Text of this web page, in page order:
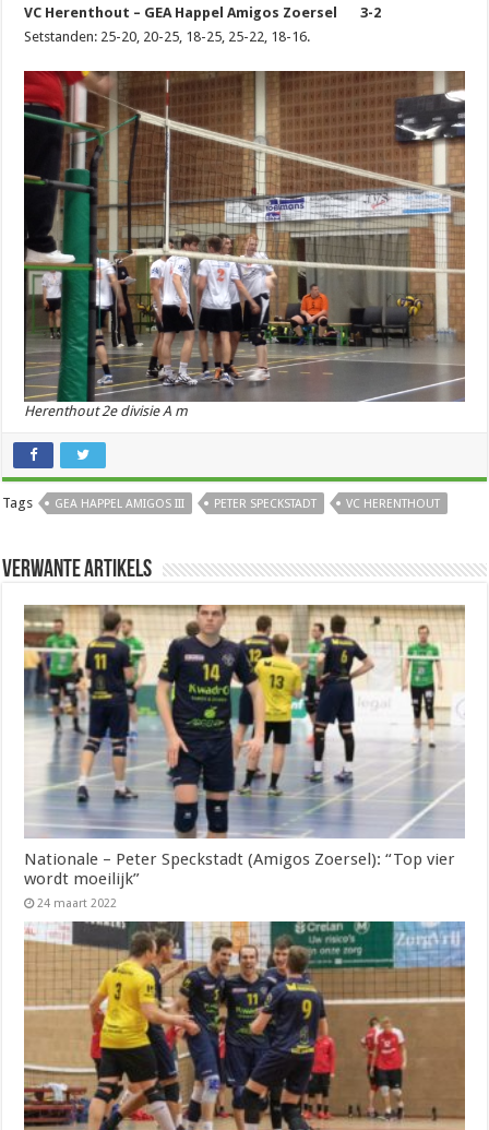
VC Herenthout – GEA Happel Amigos Zoersel 3-2
Setstanden: 25-20, 20-25, 18-25, 25-22, 18-16.
Herenthout 2e divisie A m
Tags GEA HAPPEL AMIGOS III PETER SPECKSTADT VC HERENTHOUT
Verwante artikels
Nationale – Peter Speckstadt (Amigos Zoersel): “Top vier
wordt moeilijk”
24 maart 2022